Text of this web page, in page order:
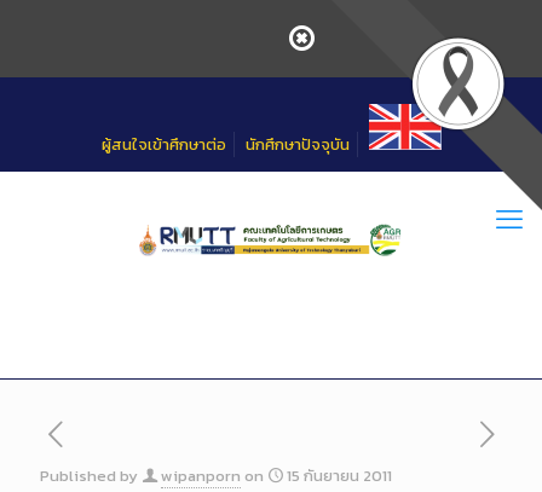
ผู้สนใจเข้าศึกษาต่อ นักศึกษาปัจจุบัน
Published by wipanporn on 15 กันยายน 2011